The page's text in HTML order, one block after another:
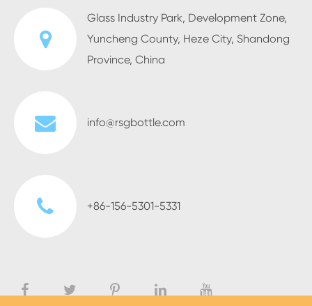
Glass Industry Park, Development Zone,
Yuncheng County, Heze City, Shandong
Province, China
info@rsgbottle.com
+86-156-5301-5331